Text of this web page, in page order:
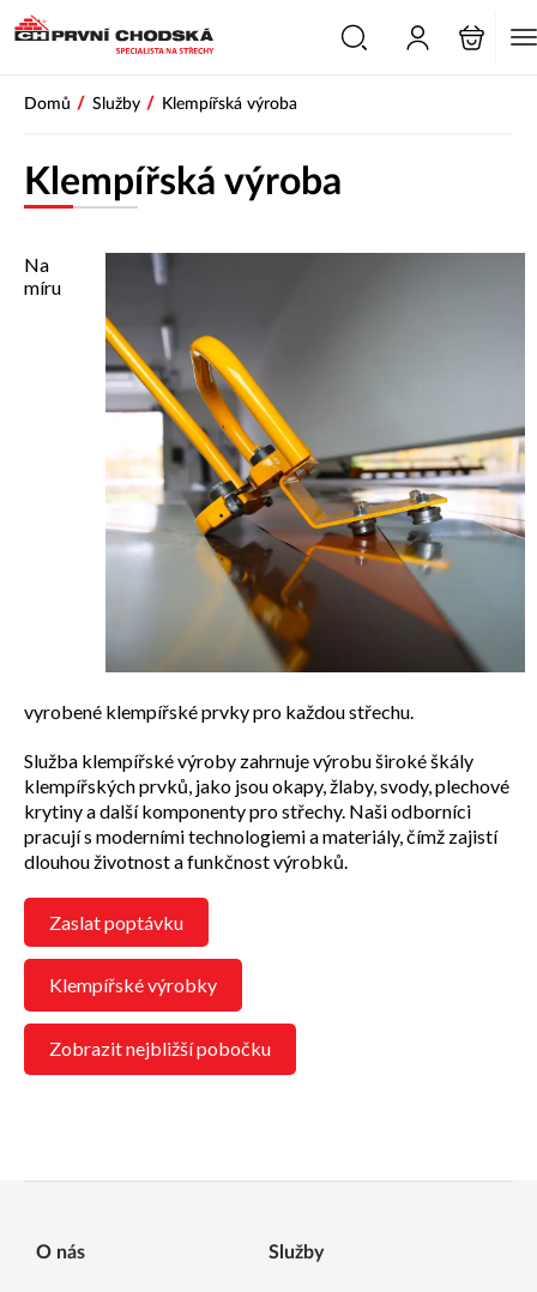
Domů / Služby / Klempířská výroba
Klempířská výroba
Na
míru
vyrobené klempířské prvky pro každou střechu.
Služba klempířské výroby zahrnuje výrobu široké škály
klempířských prvků, jako jsou okapy, žlaby, svody, plechové
krytiny a další komponenty pro střechy. Naši odborníci
pracují s moderními technologiemi a materiály, čímž zajistí
dlouhou životnost a funkčnost výrobků.
Zaslat poptávku
Klempířské výrobky
Zobrazit nejbližší pobočku
O nás Služby